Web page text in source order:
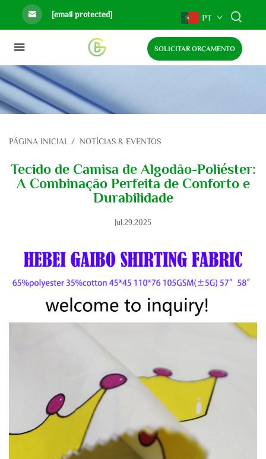
[email protected] PT
SOLICITAR ORÇAMENTO
PÁGINA INICIAL / NOTÍCIAS & EVENTOS
Tecido de Camisa de Algodão-Poliéster:
A Combinação Perfeita de Conforto e
Durabilidade
Jul.29.2025